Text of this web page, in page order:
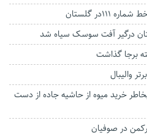
گلستان
والیبال
خرید میوه از حاشیه جاده از دست
در صوفیان